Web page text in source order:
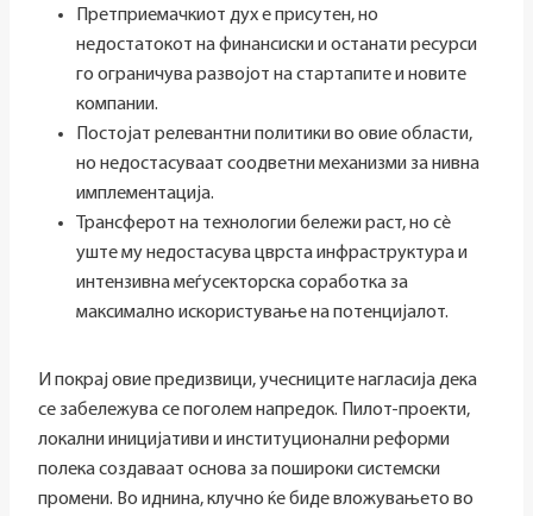
Претприемачкиот дух е присутен, но
недостатокот на финансиски и останати ресурси
го ограничува развојот на стартапите и новите
компании.
Постојат релевантни политики во овие области,
но недостасуваат соодветни механизми за нивна
имплементација.
Трансферот на технологии бележи раст, но сè
уште му недостасува цврста инфраструктура и
интензивна меѓусекторска соработка за
максимално искористување на потенцијалот.
И покрај овие предизвици, учесниците нагласија дека
се забележува се поголем напредок. Пилот-проекти,
локални иницијативи и институционални реформи
полека создаваат основа за пошироки системски
промени. Во иднина, клучно ќе биде вложувањето во